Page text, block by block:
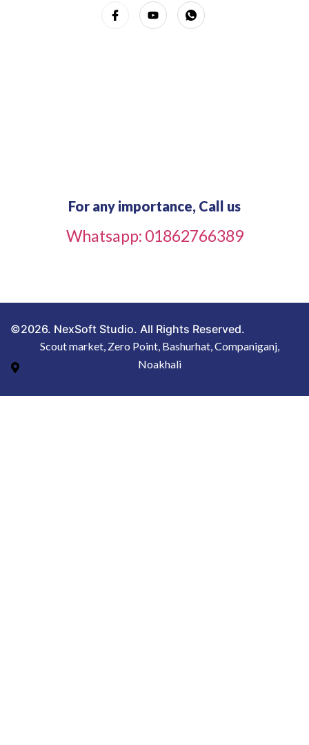
For any importance, Call us
Whatsapp: 01862766389
©2026. NexSoft Studio. All Rights Reserved.
Scout market, Zero Point, Bashurhat, Companiganj,
Noakhali